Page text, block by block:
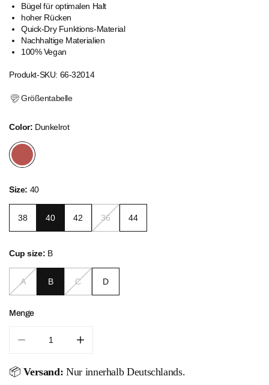
Bügel für optimalen Halt
hoher Rücken
Quick-Dry Funktions-Material
Nachhaltige Materialien
100% Vegan
Produkt-SKU: 66-32014
Größentabelle
Color: Dunkelrot
Size: 40
38 40 42 36 44
Cup size: B
A B C D
Menge
📦Versand: Nur innerhalb Deutschlands.